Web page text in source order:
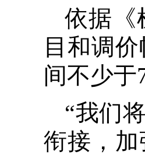
依据《
目和调
间不少于
“我们
衔接，